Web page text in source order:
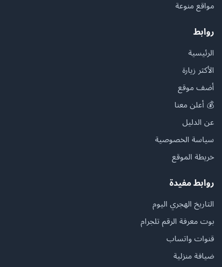
مواقع منوعة
روابط
الرئيسية
الأكثر زيارة
أضف موقع
💰 أعلن معنا
عن الدليل
سياسة الخصوصية
خريطة الموقع
روابط مفيدة
التاريخ الهجري اليوم
بوت معرفة الرقم تلجرام
قنوات واتساب
ضيافة منزلية